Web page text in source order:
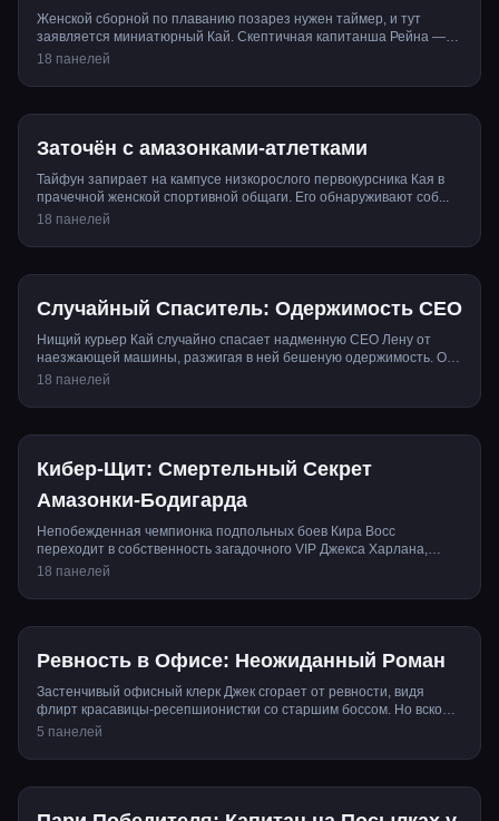
Женской сборной по плаванию позарез нужен таймер, и тут
заявляется миниатюрный Кай. Скептичная капитанша Рейна —
180-...
18 панелей
Заточён с амазонками-атлетками
Тайфун запирает на кампусе низкорослого первокурсника Кая в
прачечной женской спортивной общаги. Его обнаруживают соб...
18 панелей
Случайный Спаситель: Одержимость CEO
Нищий курьер Кай случайно спасает надменную CEO Лену от
наезжающей машины, разжигая в ней бешеную одержимость. От
вне...
18 панелей
Кибер-Щит: Смертельный Секрет
Амазонки-Бодигарда
Непобежденная чемпионка подпольных боев Кира Восс
переходит в собственность загадочного VIP Джекса Харлана,
мечтая о ...
18 панелей
Ревность в Офисе: Неожиданный Роман
Застенчивый офисный клерк Джек сгорает от ревности, видя
флирт красавицы-ресепшионистки со старшим боссом. Но вскоре
...
5 панелей